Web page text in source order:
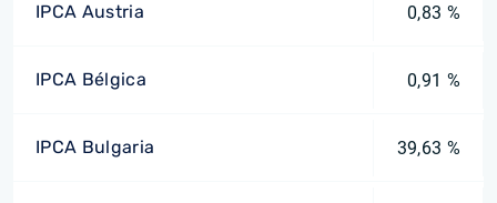
IPCA Austria 0,83 %
IPCA Bélgica 0,91 %
IPCA Bulgaria 39,63 %